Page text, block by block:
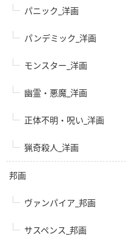
パニック_洋画
パンデミック_洋画
モンスター_洋画
幽霊・悪魔_洋画
正体不明・呪い_洋画
猟奇殺人_洋画
邦画
ヴァンパイア_邦画
サスペンス_邦画